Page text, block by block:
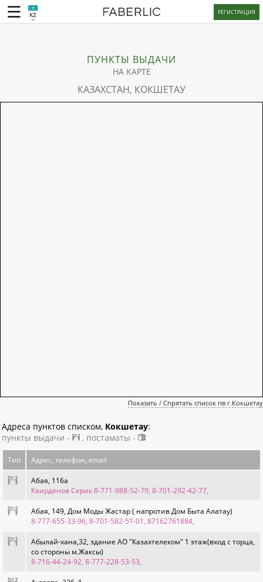
KZ РЕГИСТРАЦИЯ
ПУНКТЫ ВЫДАЧИ
НА КАРТЕ
КАЗАХСТАН, КОКШЕТАУ
Показать / Спрятать список пв г.Кокшетау
Адреса пунктов списком, Кокшетау:
пункты выдачи -
, постаматы -
Тип Адрес, телефон, email
Абая, 116а
Каирденов Серик 8-771-988-52-79, 8-701-292-42-77,
Абая, 149, Дом Моды Жастар ( напротив Дом Быта Алатау)
8-777-655-33-96, 8-701-582-51-01, 87162761884,
Абылай-хана,32, здание АО "Казахтелеком" 1 этаж(вход с торца,
со стороны м.Жаксы)
8-716-44-24-92, 8-777-228-53-53,